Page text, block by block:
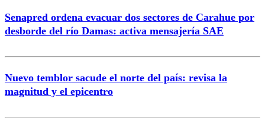
Senapred ordena evacuar dos sectores de Carahue por
desborde del río Damas: activa mensajería SAE
Nuevo temblor sacude el norte del país: revisa la
magnitud y el epicentro